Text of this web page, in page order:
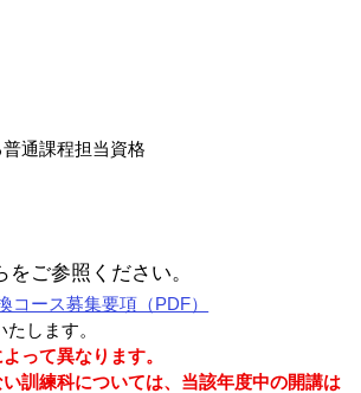
通課程担当資格
ご参照ください。
コース募集要項（PDF）
します。
って異なります。
訓練科については、当該年度中の開講は